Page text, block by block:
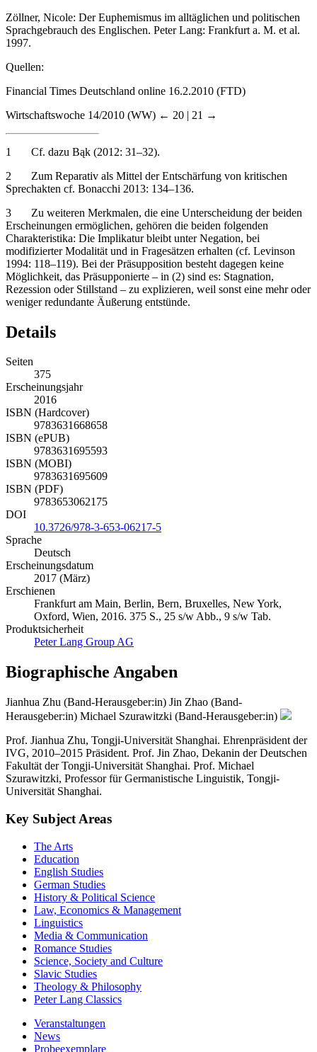
Zöllner, Nicole: Der Euphemismus im alltäglichen und politischen
Sprachgebrauch des Englischen. Peter Lang: Frankfurt a. M. et al.
1997.
Quellen:
Financial Times Deutschland online 16.2.2010 (FTD)
Wirtschaftswoche 14/2010 (WW) ← 20 | 21 →
1
Cf. dazu Bąk (2012: 31–32).
2
Zum Reparativ als Mittel der Entschärfung von kritischen
Sprechakten cf. Bonacchi 2013: 134–136.
3
Zu weiteren Merkmalen, die eine Unterscheidung der beiden
Erscheinungen ermöglichen, gehören die beiden folgenden
Charakteristika: Die Implikatur bleibt unter Negation, bei
modifizierter Modalität und in Fragesätzen erhalten (cf. Levinson
1994: 118–119). Bei der Präsupposition besteht dagegen keine
Möglichkeit, das Präsupponierte – in (2) sind es: Stagnation,
Rezession oder Stillstand – zu explizieren, weil sonst eine mehr oder
weniger redundante Äußerung entstünde.
Details
Seiten
375
Erscheinungsjahr
2016
ISBN (Hardcover)
9783631668658
ISBN (ePUB)
9783631695593
ISBN (MOBI)
9783631695609
ISBN (PDF)
9783653062175
DOI
10.3726/978-3-653-06217-5
Sprache
Deutsch
Erscheinungsdatum
2017 (März)
Erschienen
Frankfurt am Main, Berlin, Bern, Bruxelles, New York,
Oxford, Wien, 2016. 375 S., 25 s/w Abb., 9 s/w Tab.
Produktsicherheit
Peter Lang Group AG
Biographische Angaben
Jianhua Zhu (Band-Herausgeber:in) Jin Zhao (Band-
Herausgeber:in) Michael Szurawitzki (Band-Herausgeber:in)
Prof. Jianhua Zhu, Tongji-Universität Shanghai. Ehrenpräsident der
IVG, 2010–2015 Präsident. Prof. Jin Zhao, Dekanin der Deutschen
Fakultät der Tongji-Universität Shanghai. Prof. Michael
Szurawitzki, Professor für Germanistische Linguistik, Tongji-
Universität Shanghai.
Key Subject Areas
The Arts
Education
English Studies
German Studies
History & Political Science
Law, Economics & Management
Linguistics
Media & Communication
Romance Studies
Science, Society and Culture
Slavic Studies
Theology & Philosophy
Peter Lang Classics
Veranstaltungen
News
Probeexemplare